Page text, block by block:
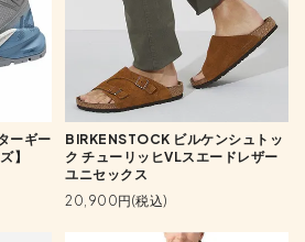
ーギー
】
BIRKENSTOCK ビルケンシュトッ
ク チューリッヒVLスエードレザー
ユニセックス
20,900円(税込)